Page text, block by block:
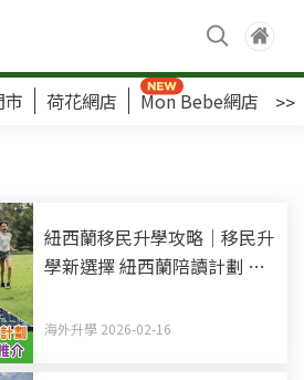
市 荷花網店 Mon Bebe網店 >>
紐西蘭移民升學攻略｜移民升
學新選擇 紐西蘭陪讀計劃 優
海外升學 2026-02-16